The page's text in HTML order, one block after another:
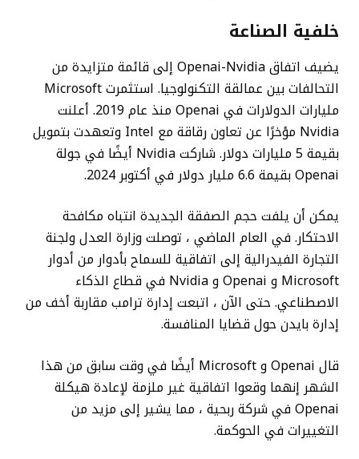
خلفية الصناعة
يضيف اتفاق Openai-Nvidia إلى قائمة متزايدة من
التحالفات بين عمالقة التكنولوجيا. استثمرت Microsoft
مليارات الدولارات في Openai منذ عام 2019. أعلنت
Nvidia مؤخرًا عن تعاون رقاقة مع Intel وتعهدت بتمويل
بقيمة 5 مليارات دولار. شاركت Nvidia أيضًا في جولة
Openai بقيمة 6.6 مليار دولار في أكتوبر 2024.
يمكن أن يلفت حجم الصفقة الجديدة انتباه مكافحة
الاحتكار. في العام الماضي ، توصلت وزارة العدل ولجنة
التجارة الفيدرالية إلى اتفاقية للسماح بأدوار من أدوار
Microsoft و Openai و Nvidia في قطاع الذكاء
الاصطناعي. حتى الآن ، اتبعت إدارة ترامب مقاربة أخف من
إدارة بايدن حول قضايا المنافسة.
قال Openai و Microsoft أيضًا في وقت سابق من هذا
الشهر إنهما وقعوا اتفاقية غير ملزمة لإعادة هيكلة
Openai في شركة ربحية ، مما يشير إلى مزيد من
التغييرات في الحوكمة.